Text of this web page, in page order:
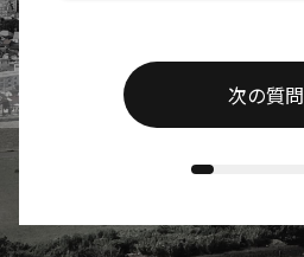
次の質問